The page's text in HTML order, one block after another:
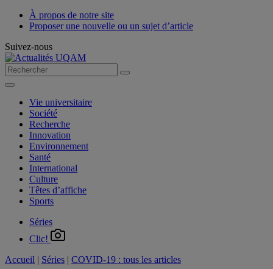
À propos de notre site
Proposer une nouvelle ou un sujet d’article
Suivez-nous
Vie universitaire
Société
Recherche
Innovation
Environnement
Santé
International
Culture
Têtes d’affiche
Sports
Séries
Clic!
Accueil | Séries | COVID-19 : tous les articles